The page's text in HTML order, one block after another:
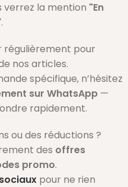
verrez la mention "En
.
régulièrement pour
nos articles.
spécifique, n’hésitez
sur WhatsApp —
rapidement.
ou des réductions ?
des offres
promo.
pour ne rien